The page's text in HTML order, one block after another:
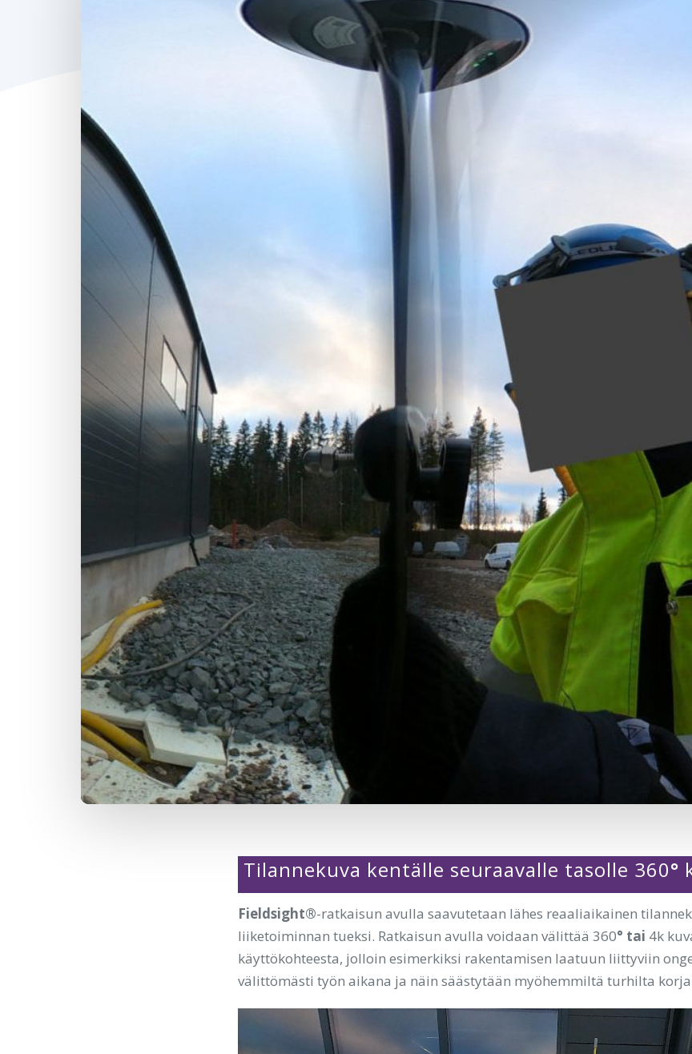
Tilannekuva kentälle seuraavalle tasolle 360°
Fieldsight®-ratkaisun avulla saavutetaan lähes reaaliaikainen
liiketoiminnan tueksi. Ratkaisun avulla voidaan välittää 360° tai 4k
käyttökohteesta, jolloin esimerkiksi rakentamisen laatuun liittyviin
välittömästi työn aikana ja näin säästytään myöhemmiltä turhilta
Post
navigation